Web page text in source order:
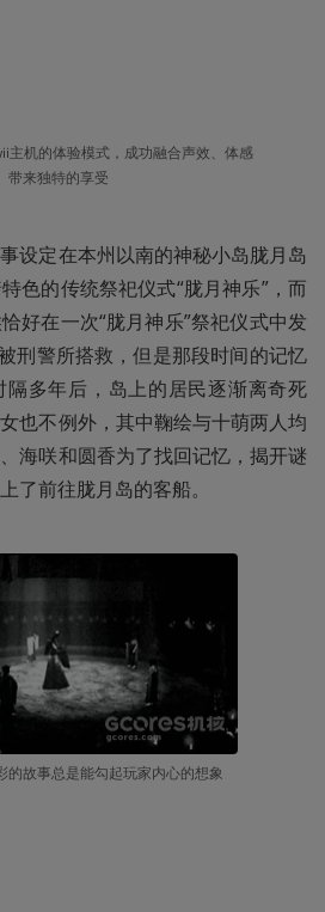
主机的体验模式，成功融合声效、体感
带来独特的享受
设定在本州以南的神秘小岛胧月岛
色的传统祭祀仪式“胧月神乐”，而
好在一次“胧月神乐”祭祀仪式中发
刑警所搭救，但是那段时间的记忆
多年后，岛上的居民逐渐离奇死
也不例外，其中鞠绘与十萌两人均
海咲和圆香为了找回记忆，揭开谜
了前往胧月岛的客船。
的故事总是能勾起玩家内心的想象